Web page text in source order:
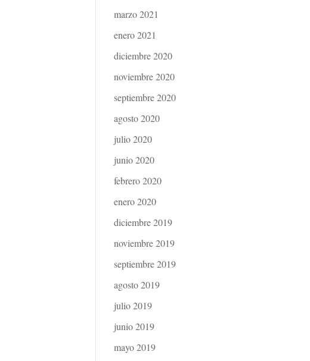
marzo 2021
enero 2021
diciembre 2020
noviembre 2020
septiembre 2020
agosto 2020
julio 2020
junio 2020
febrero 2020
enero 2020
diciembre 2019
noviembre 2019
septiembre 2019
agosto 2019
julio 2019
junio 2019
mayo 2019